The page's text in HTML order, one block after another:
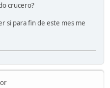
crucero?
si para fin de este mes me